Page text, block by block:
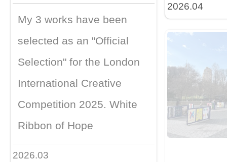
2026.04
My 3 works have been
selected as an "Official
Selection" for the London
International Creative
Competition 2025. White
Ribbon of Hope
2026.03